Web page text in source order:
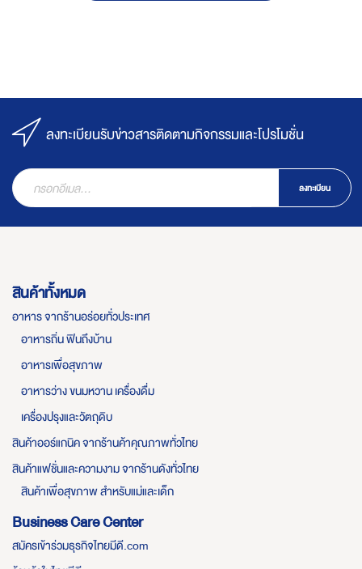
ลงทะเบียนรับข่าวสารติดตามกิจกรรมและโปรโมชั่น
ลงทะเบียน
สินค้าทั้งหมด
อาหาร จากร้านอร่อยทั่วประเทศ
อาหารถิ่น ฟินถึงบ้าน
อาหารเพื่อสุขภาพ
อาหารว่าง ขนมหวาน เครื่องดื่ม
เครื่องปรุงและวัตถุดิบ
สินค้าออร์แกนิค จากร้านค้าคุณภาพทั่วไทย
สินค้าแฟชั่นและความงาม จากร้านดังทั่วไทย
สินค้าเพื่อสุขภาพ สำหรับแม่และเด็ก
Business Care Center
สมัครเข้าร่วมธุรกิจไทยมีดี.com